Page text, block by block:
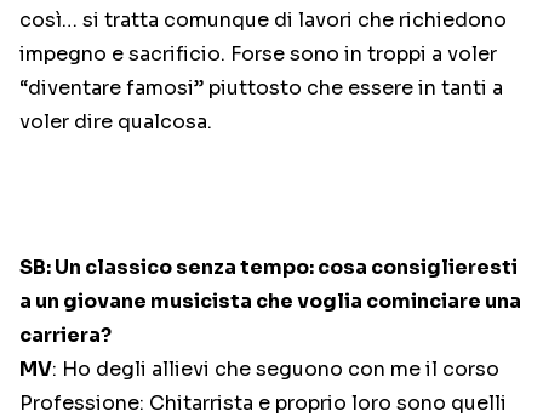
così… si tratta comunque di lavori che richiedono
impegno e sacrificio. Forse sono in troppi a voler
“diventare famosi” piuttosto che essere in tanti a
voler dire qualcosa.
SB: Un classico senza tempo: cosa consiglieresti
a un giovane musicista che voglia cominciare una
carriera?
MV: Ho degli allievi che seguono con me il corso
Professione: Chitarrista e proprio loro sono quelli